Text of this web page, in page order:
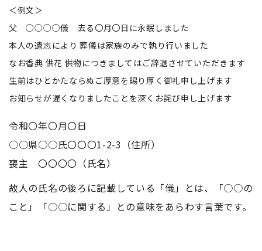
＜例文＞
父 ○○○○儀 去る〇月〇日に永眠しました
本人の遺志により 葬儀は家族のみで執り行いました
なお香典 供花 供物につきましてはご辞退させていただきます
生前はひとかたならぬご厚意を賜り厚く御礼申し上げます
お知らせが遅くなりましたことを深くお詫び申し上げます
令和〇年〇月〇日
○○県○○氏〇〇〇1-2-3（住所）
喪主 〇〇〇〇（氏名）
故人の氏名の後ろに記載している「儀」とは、「○○の
こと」「○○に関する」との意味をあらわす言葉です。